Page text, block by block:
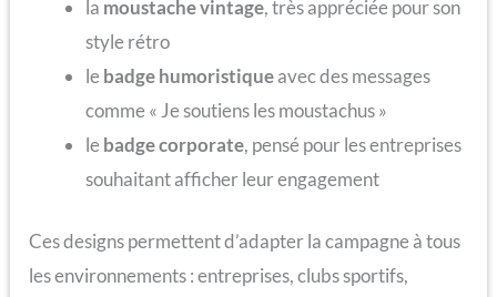
la moustache vintage, très appréciée pour son
style rétro
lebadge humoristiqueavec des messages
comme « Je soutiens les moustachus »
lebadge corporate, pensé pour les entreprises
souhaitant afficher leur engagement
Ces designs permettent d’adapter la campagne à tous
les environnements : entreprises, clubs sportifs,